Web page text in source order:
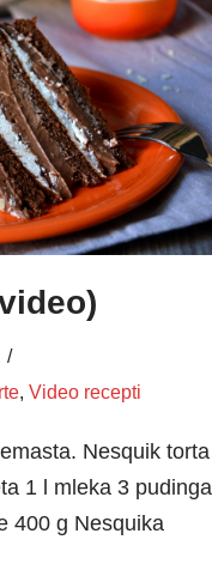
, Video recepti
Nesquik torta
1 l mleka 3 pudinga
400 g Nesquika